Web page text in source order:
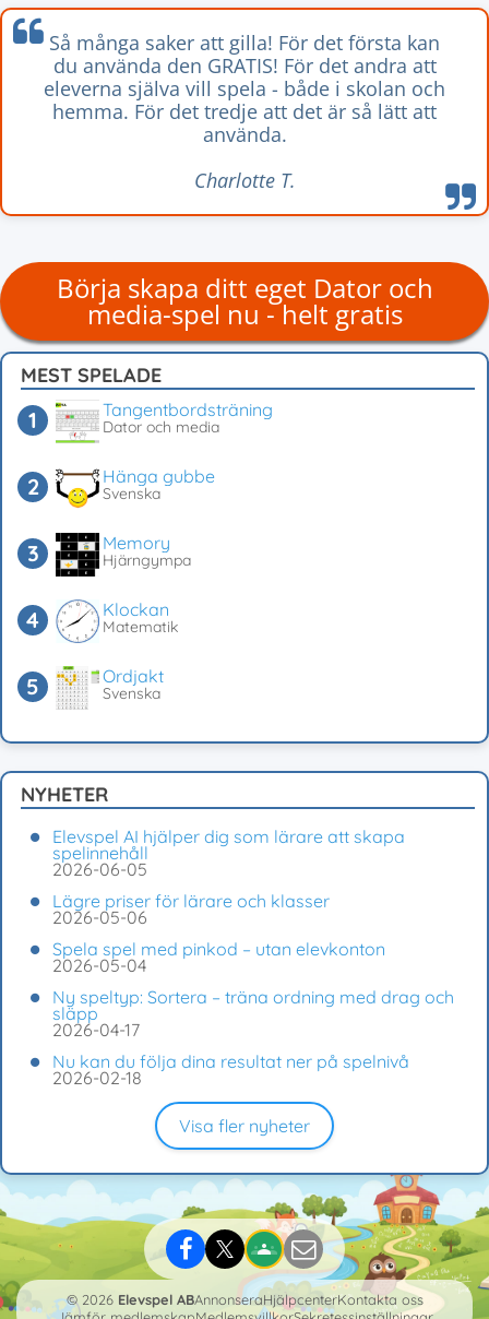
Så många saker att gilla! För det första kan
du använda den GRATIS! För det andra att
eleverna själva vill spela - både i skolan och
hemma. För det tredje att det är så lätt att
använda.
Charlotte T.
Börja skapa ditt eget Dator och
media-spel nu - helt gratis
MEST SPELADE
Tangentbordsträning
Dator och media
Hänga gubbe
Svenska
Memory
Hjärngympa
Klockan
Matematik
Ordjakt
Svenska
NYHETER
Elevspel AI hjälper dig som lärare att skapa
spelinnehåll
2026-06-05
Lägre priser för lärare och klasser
2026-05-06
Spela spel med pinkod – utan elevkonton
2026-05-04
Ny speltyp: Sortera – träna ordning med drag och
släpp
2026-04-17
Nu kan du följa dina resultat ner på spelnivå
2026-02-18
Visa fler nyheter
© 2026 Elevspel ABAnnonseraHjälpcenterKontakta oss